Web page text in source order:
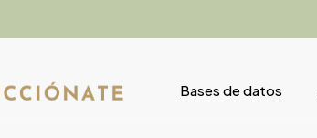
Bases de datos